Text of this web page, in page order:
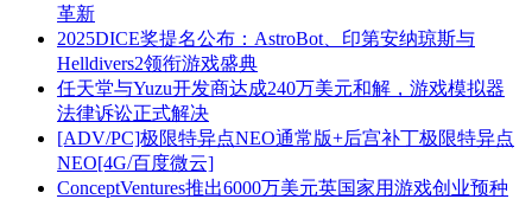
革新
2025DICE奖提名公布：AstroBot、印第安纳琼斯与
Helldivers2领衔游戏盛典
任天堂与Yuzu开发商达成240万美元和解，游戏模拟器
法律诉讼正式解决
[ADV/PC]极限特异点NEO通常版+后宫补丁极限特异点
NEO[4G/百度微云]
ConceptVentures推出6000万美元英国家用游戏创业预种